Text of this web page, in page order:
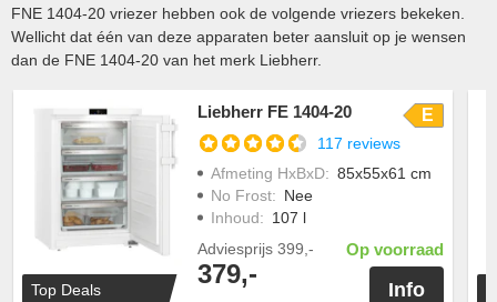
FNE 1404-20 vriezer hebben ook de volgende vriezers bekeken.
Wellicht dat één van deze apparaten beter aansluit op je wensen
dan de FNE 1404-20 van het merk Liebherr.
Top Deals
Liebherr FE 1404-20 E
117 reviews
Afmeting HxBxD: 85x55x61 cm
No Frost: Nee
Inhoud: 107 l
Adviesprijs 399,-
379,-
Op voorraad
Info